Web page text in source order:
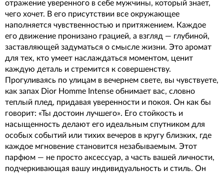
отражение уверенного в себе мужчины, который знает,
чего хочет. В его присутствии все окружающее
наполняется чувственностью и притяжением. Каждое
его движение пронизано грацией, а взгляд — глубиной,
заставляющей задуматься о смысле жизни. Это аромат
для тех, кто умеет наслаждаться моментом, ценит
каждую деталь и стремится к совершенству.
Прогуливаясь по улицам в вечернем свете, вы чувствуете,
как запах Dior Homme Intense обнимает вас, словно
теплый плед, придавая уверенности и покоя. Он как бы
говорит: «Ты достоин лучшего». Его стойкость и
насыщенность делают его идеальным спутником для
особых событий или тихих вечеров в кругу близких, где
каждое мгновение становится незабываемым. Этот
парфюм — не просто аксессуар, а часть вашей личности,
подчеркивающая вашу индивидуальность и стиль. Он